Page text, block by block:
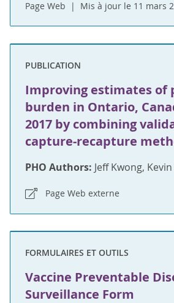
Page Web Mis à jour le 11 mars
PUBLICATION
Improving estimates of
burden in Ontario,
2017 by combining
capture-recapture
PHO Authors: Jeff Kwong,
Page Web externe
FORMULAIRES ET OUTILS
Vaccine Preventable
Surveillance Form